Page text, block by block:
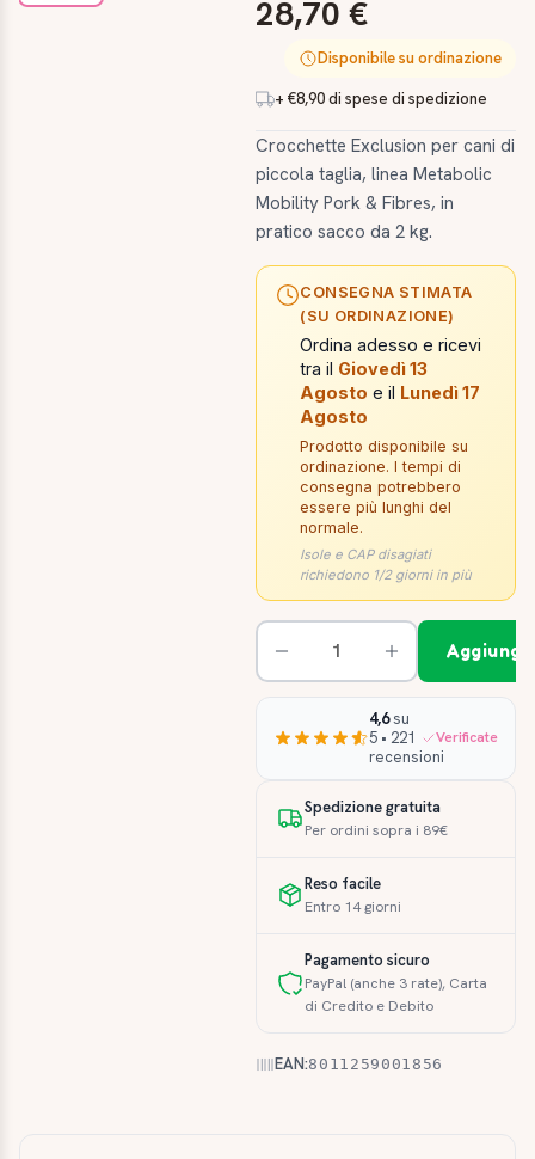
28,70 €
Disponibile su ordinazione
+ €8,90 di spese di spedizione
Crocchette Exclusion per cani di
piccola taglia, linea Metabolic
Mobility Pork & Fibres, in
pratico sacco da 2 kg.
CONSEGNA STIMATA
(SU ORDINAZIONE)
Ordina adesso e ricevi
tra il Giovedì 13
Agosto e il Lunedì 17
Agosto
Prodotto disponibile su
ordinazione. I tempi di
consegna potrebbero
essere più lunghi del
normale.
Isole e CAP disagiati
richiedono 1/2 giorni in più
4,6su
5 • 221
recensioni
Verificate
Spedizione gratuita
Per ordini sopra i 89€
Reso facile
Entro 14 giorni
Pagamento sicuro
PayPal (anche 3 rate), Carta
di Credito e Debito
EAN:8011259001856